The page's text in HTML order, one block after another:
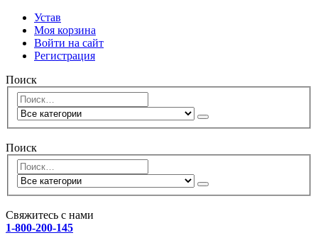
Устав
Моя корзина
Войти на сайт
Регистрация
Поиск
Поиск
Свяжитесь с нами
1-800-200-145